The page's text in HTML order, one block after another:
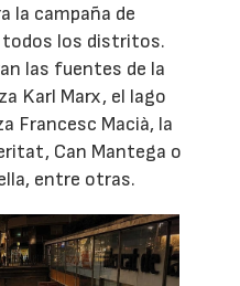
la campaña de
todos los distritos.
las fuentes de la
Karl Marx, el lago
Francesc Macià, la
Can Mantega o
entre otras.